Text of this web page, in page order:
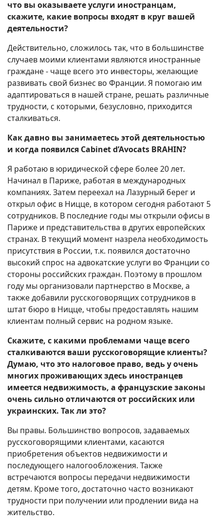
что вы оказываете услуги иностранцам,
скажите, какие вопросы входят в круг вашей
деятельности?
Действительно, сложилось так, что в большинстве
случаев моими клиентами являются иностранные
граждане - чаще всего это инвесторы, желающие
развивать свой бизнес во Франции. Я помогаю им
адаптироваться в нашей стране, решать различные
трудности, с которыми, безусловно, приходится
сталкиваться.
Как давно вы занимаетесь этой деятельностью
и когда появился Cabinet d’Avocats BRAHIN?
Я работаю в юридической сфере более 20 лет.
Начинал в Париже, работая в международных
компаниях. Затем переехал на Лазурный берег и
открыл офис в Ницце, в котором сегодня работают 5
сотрудников. В последние годы мы открыли офисы в
Париже и представительства в других европейских
странах. В текущий момент назрела необходимость
присутствия в России, т.к. появился достаточно
высокий спрос на адвокатские услуги во Франции со
стороны российских граждан. Поэтому в прошлом
году мы организовали партнерство в Москве, а
также добавили русскоговорящих сотрудников в
штат бюро в Ницце, чтобы предоставлять нашим
клиентам полный сервис на родном языке.
Скажите, с какими проблемами чаще всего
сталкиваются ваши русскоговорящие клиенты?
Думаю, что это налоговое право, ведь у очень
многих проживающих здесь иностранцев
имеется недвижимость, а французские законы
очень сильно отличаются от российских или
украинских. Так ли это?
Вы правы. Большинство вопросов, задаваемых
русскоговорящими клиентами, касаются
приобретения объектов недвижимости и
последующего налогообложения. Также
встречаются вопросы передачи недвижимости
детям. Кроме того, достаточно часто возникают
трудности при получении или продлении вида на
жительство.